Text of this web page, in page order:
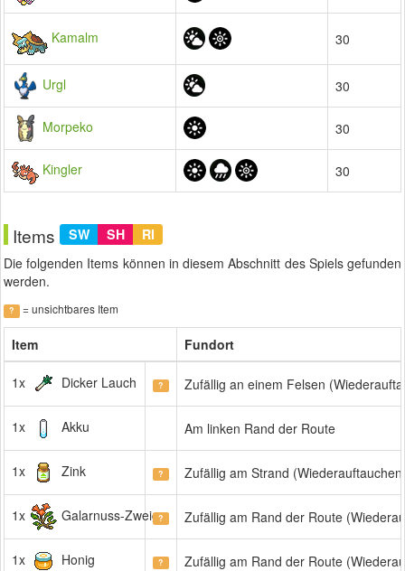
Kamalm 30
Urgl 30
Morpeko 30
Kingler 30
Items SW SH
RI
Die folgenden Items können in diesem Abschnitt des Spiels gefunden
werden.
? = unsichtbares Item
Item Fundort
1x Dicker Lauch ? Zufällig an einem Felsen
1x Akku Am linken Rand der Route
1x Zink ? Zufällig am Strand
1x Galarnuss-Zweig? Zufällig am Rand der Route
1x Honig ? Zufällig am Rand der Route